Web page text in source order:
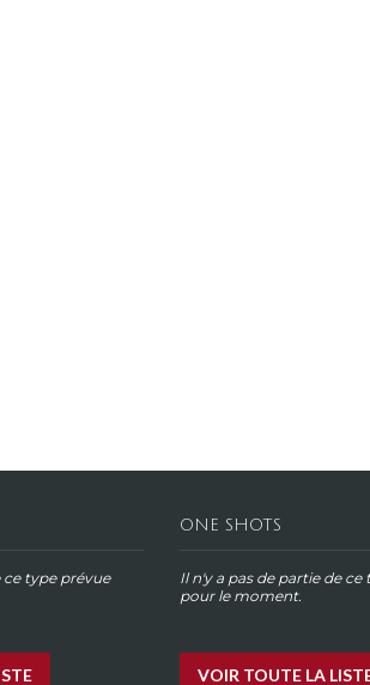
ce type prévue
ONE SHOTS
Il n'y a pas de partie de ce
pour le moment.
VOIR TOUTE LA